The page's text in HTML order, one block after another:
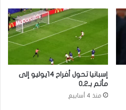
إسبانيا تحول أفراح 14يوليو إلى
مأتم بـ2ـ0
منذ 4 أسابيع